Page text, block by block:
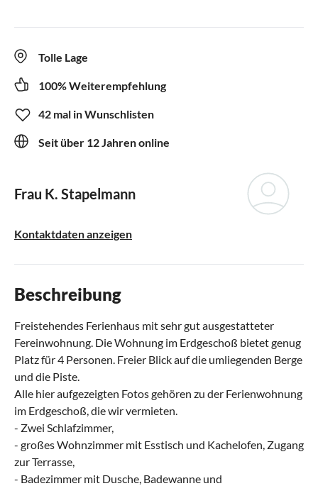
Tolle Lage
100% Weiterempfehlung
42 mal in Wunschlisten
Seit über 12 Jahren online
Frau K. Stapelmann
Kontaktdaten anzeigen
Beschreibung
Freistehendes Ferienhaus mit sehr gut ausgestatteter
Fereinwohnung. Die Wohnung im Erdgeschoß bietet genug
Platz für 4 Personen. Freier Blick auf die umliegenden Berge
und die Piste.
Alle hier aufgezeigten Fotos gehören zu der Ferienwohnung
im Erdgeschoß, die wir vermieten.
- Zwei Schlafzimmer,
- großes Wohnzimmer mit Esstisch und Kachelofen, Zugang
zur Terrasse,
- Badezimmer mit Dusche, Badewanne und